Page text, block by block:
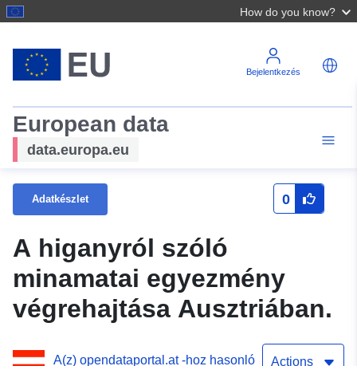
How do you know?
Bejelentkezés
European data
data.europa.eu
Adatkészlet 0
A higanyról szóló
minamatai egyezmény
végrehajtása Ausztriában.
A(z) opendataportal.at -hoz hasonló
Actions